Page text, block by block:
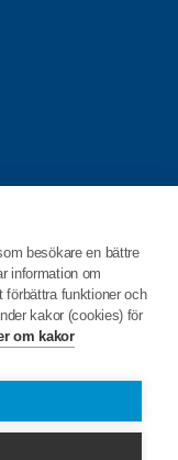
besökare en bättre
information om
förbättra funktioner och
kakor (cookies) för
om kakor